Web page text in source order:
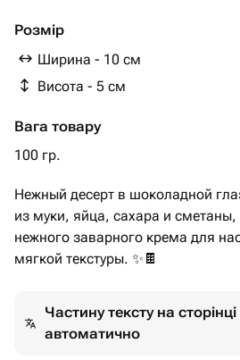
Розмір
Ширина - 10 см
Висота - 5 см
Вага товару
100 гр.
Нежный десерт в шоколадной
из муки, яйца, сахара и
нежного заварного крема для
мягкой текстуры. ✨🍫
Частину тексту на
автоматично